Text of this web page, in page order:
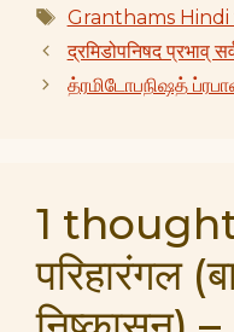
Tags
Granthams Hindi
द्रमिडोपनिषद प्रभाव्
த்ரமிடோபநிஷத்
1 thought
परिहारंगल